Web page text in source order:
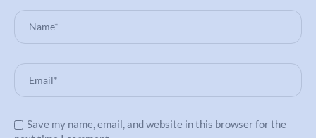
Save my name, email, and website in this browser for the